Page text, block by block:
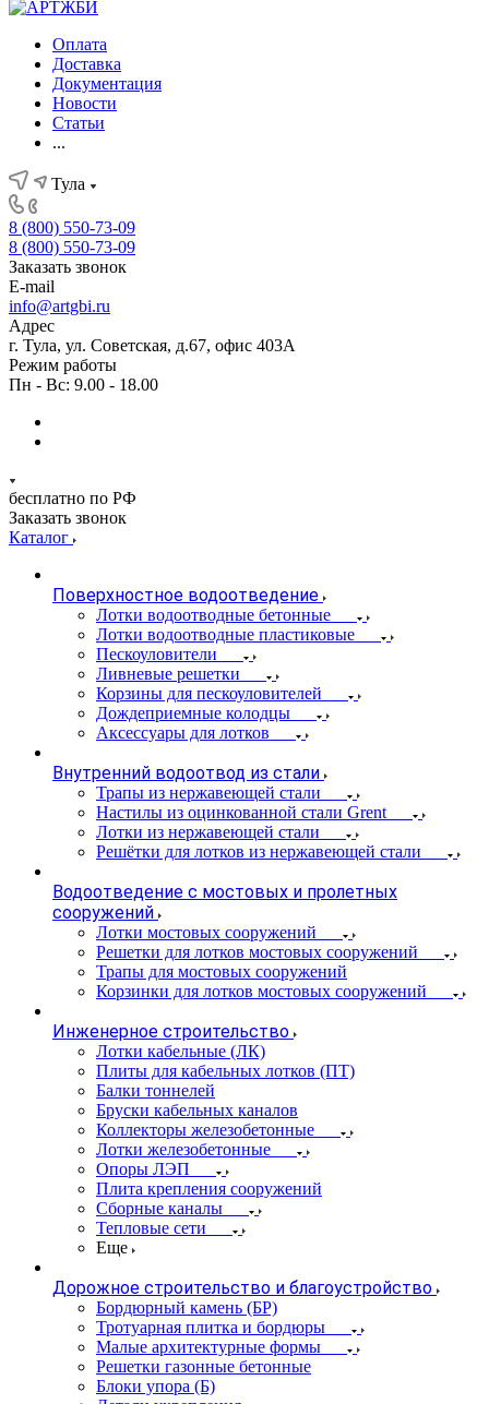
Оплата
Доставка
Документация
Новости
Статьи
...
Тула
8 (800) 550-73-09
8 (800) 550-73-09
Заказать звонок
E-mail
info@artgbi.ru
Адрес
г. Тула, ул. Советская, д.67, офис 403А
Режим работы
Пн - Вс: 9.00 - 18.00
бесплатно по РФ
Заказать звонок
Каталог
Поверхностное водоотведение
Лотки водоотводные бетонные
Лотки водоотводные пластиковые
Пескоуловители
Ливневые решетки
Корзины для пескоуловителей
Дождеприемные колодцы
Аксессуары для лотков
Внутренний водоотвод из стали
Трапы из нержавеющей стали
Настилы из оцинкованной стали Grent
Лотки из нержавеющей стали
Решётки для лотков из нержавеющей стали
Водоотведение с мостовых и пролетных
сооружений
Лотки мостовых сооружений
Решетки для лотков мостовых сооружений
Трапы для мостовых сооружений
Корзинки для лотков мостовых сооружений
Инженерное строительство
Лотки кабельные (ЛК)
Плиты для кабельных лотков (ПТ)
Балки тоннелей
Бруски кабельных каналов
Коллекторы железобетонные
Лотки железобетонные
Опоры ЛЭП
Плита крепления сооружений
Сборные каналы
Тепловые сети
Еще
Дорожное строительство и благоустройство
Бордюрный камень (БР)
Тротуарная плитка и бордюры
Малые архитектурные формы
Решетки газонные бетонные
Блоки упора (Б)